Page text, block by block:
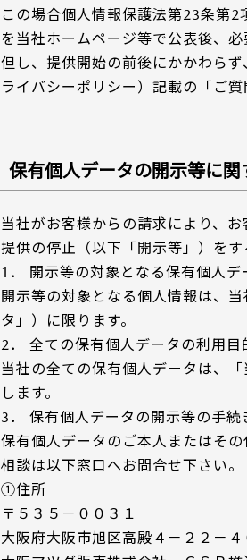
この場合個人情報保護法第23条第
を当社ホームページ等で公表後、
但し、提供開始の前後にかかわら
ライバシーポリシー）記載の「ご
保有個人データの開示等に関
当社がお客様からの請求により、
提供の停止（以下「開示等」）を
1． 開示等の対象となる保有個人デ
開示等の対象となる個人情報は、
タ」）に限ります。
2． 全ての保有個人データの利用目
当社の全ての保有個人データは、
します。
3． 保有個人データの開示等の手続
保有個人データのご本人またはそ
相談は以下窓口へお問合せ下さい。
①住所
〒５３５－００３１
大阪府大阪市旭区高殿４－２２－４